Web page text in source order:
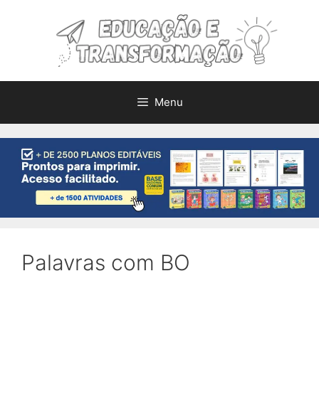
Menu
Palavras com BO